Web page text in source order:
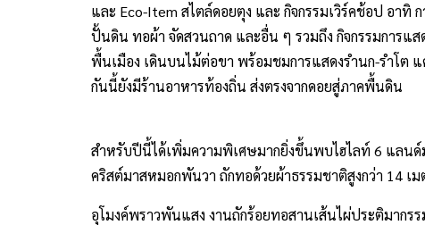
และ Eco-Item สไตล์ดอยตุง และ กิจกรรมเวิร์คช้อป อาทิ
ปั้นดิน ทอผ้า จัดสวนถาด และอื่น ๆ รวมถึง กิจกรรมการแ
พื้นเมือง เดินบนไม้ต่อขา พร้อมชมการแสดงรำนก-รำโต
กันนี้ยังมีร้านอาหารท้องถิ่น ส่งตรงจากดอยสู่ภาคพื้นดิน
สำหรับปีนี้ได้เพิ่มความพิเศษมากยิ่งขึ้นพบไฮไลท์ 6 แลน
คริสต์มาสหมอกพันวา ถักทอด้วยผ้าธรรมชาติสูงกว่า 14 เ
อุโมงค์พราวพันแสง งานถักร้อยทอสานเส้นไผ่ประติมากร